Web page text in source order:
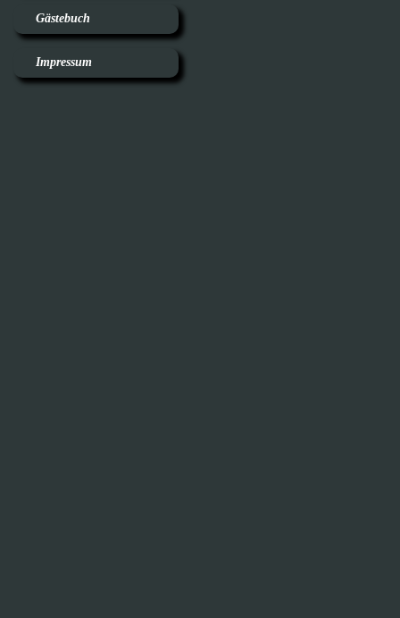
Gästebuch
Impressum